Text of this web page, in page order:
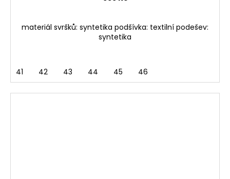
materiál svršků: syntetika podšívka: textilní podešev:
syntetika
41 42 43 44 45 46